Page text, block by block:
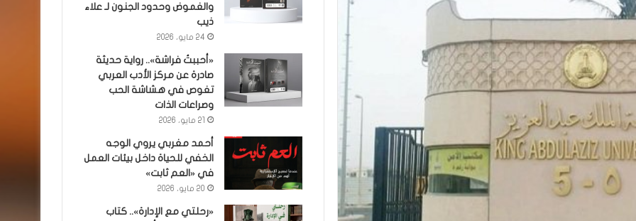
والغموض وحدود الجنون لـ علاء
ذيب
24 مايو، 2026
«أحببتُ فراشة».. رواية حديثة
صادرة عن مركز الأدب العربي
تغوص في هشاشة الحب
وصراعات الذات
21 مايو، 2026
أحمد مغربي يروي الوجه
الخفي للحياة داخل بيئات العمل
في «العم ثابت»
20 مايو، 2026
«رحلتي مع الإدارة».. كتاب